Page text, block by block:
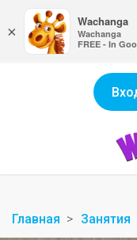
Главная Занятия
×
Wachanga
Wachanga
FREE - In